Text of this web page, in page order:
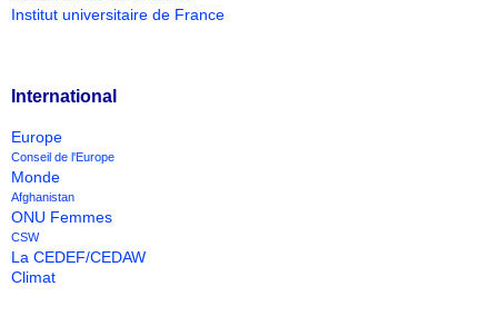
Institut universitaire de France
International
Europe
Conseil de l'Europe
Monde
Afghanistan
ONU Femmes
CSW
La CEDEF/CEDAW
Climat